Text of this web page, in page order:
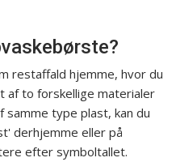
restaffald hjemme, hvor du
af to forskellige materialer
type plast, kan du
derhjemme eller på
efter symboltallet.